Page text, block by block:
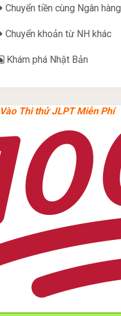
Chuyển tiền cùng Ngân hàng
Chuyển khoản từ NH khác
Khám phá Nhật Bản
Vào Thi thử JLPT Miễn Phí